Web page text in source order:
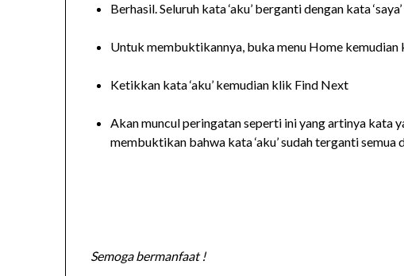
Berhasil. Seluruh kata ‘aku’ berganti dengan kata ‘saya’
Untuk membuktikannya, buka menu Home kemudian
Ketikkan kata ‘aku’ kemudian klik Find Next
Akan muncul peringatan seperti ini yang artinya kata
membuktikan bahwa kata ‘aku’ sudah terganti semua
Semoga bermanfaat !